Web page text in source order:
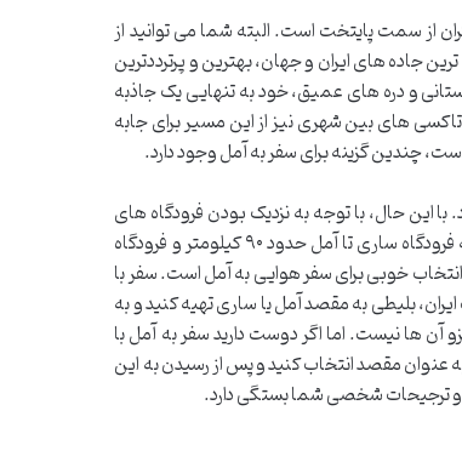
از سمت پایتخت است. البته شما می توانید از
جاده های ایران و جهان، بهترین و پرترددترین
و دره های عمیق، خود به تنهایی یک جاذبه
های بین شهری نیز از این مسیر برای جابه
چندین گزینه برای سفر به آمل وجود دارد.
این حال، با توجه به نزدیک بودن فرودگاه های
شهرهای اطراف به آمل، بسیاری از مسافران می توانند از این طریق به آن سفر کنند. فاصله فرودگاه ساری تا آمل حدود ۹۰ کیلومتر و فرودگاه
فاصله ۱۸۹ کیلومتری از آمل قرار دارد و انتخاب خوبی برای سفر هوایی به آمل است. سفر با
بلیطی به مقصد آمل یا ساری تهیه کنید و به
آن ها نیست. اما اگر دوست دارید سفر به آمل با
به عنوان مقصد انتخاب کنید و پس از رسیدن به این
و ترجیحات شخصی شما بستگی دارد.